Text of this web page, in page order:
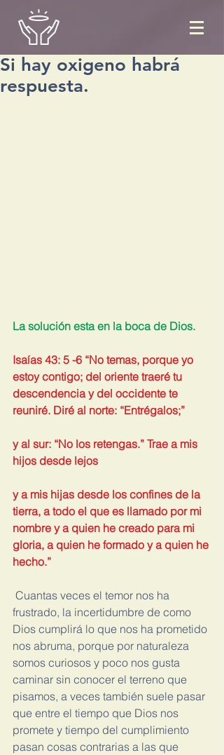
Si hay oxigeno habrá
respuesta.
La solución esta en la boca de Dios.
Isaías 43: 5 -6 “No temas, porque yo
estoy contigo; del oriente traeré tu
descendencia y del occidente te
reuniré. Diré al norte: “Entrégalos;”
y al sur: “No los retengas.” Trae a mis
hijos desde lejos
y a mis hijas desde los confines de la
tierra, a todo el que es llamado por mi
nombre y a quien he creado para mi
gloria, a quien he formado y a quien he
hecho.”
frustrado, la incertidumbre de como
Dios cumplirá lo que nos ha prometido
nos abruma, porque por naturaleza
somos curiosos y poco nos gusta
caminar sin conocer el terreno que
pisamos, a veces también suele pasar
que entre el tiempo que Dios nos
promete y tiempo del cumplimiento
pasan cosas contrarias a las que